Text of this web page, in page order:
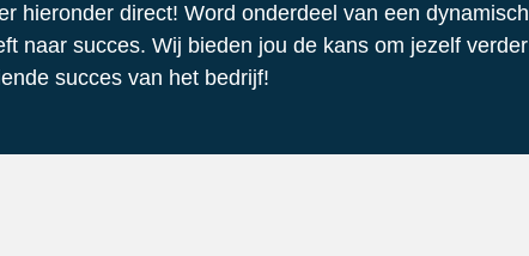
hieronder direct! Word onderdeel van een
naar succes. Wij bieden jou de kans om jezelf
succes van het bedrijf!